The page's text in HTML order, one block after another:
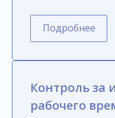
Подробнее
Контроль за
рабочего